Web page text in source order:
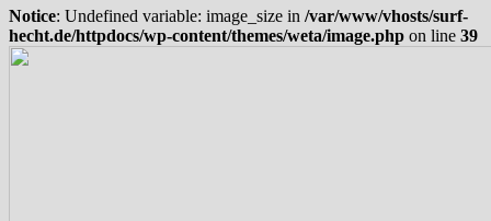
Notice: Undefined variable: image_size in /var/www/vhosts/surf-
hecht.de/httpdocs/wp-content/themes/weta/image.php on line 39